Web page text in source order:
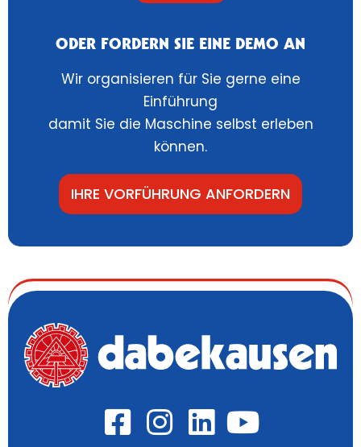
ODER FORDERN SIE EINE DEMO AN
Wir organisieren für Sie gerne eine
Einführung
damit Sie die Maschine selbst erleben
können.
IHRE VORFÜHRUNG ANFORDERN